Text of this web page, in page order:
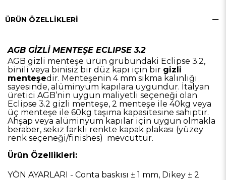
ÜRÜN ÖZELLIKLERI
AGB GİZLİ MENTEŞE ECLIPSE 3.2
AGB gizli menteşe ürün grubundaki Eclipse 3.2,
binili veya binisiz bir düz kapı için bir gizli
menteşedir. Menteşenin 4 mm sıkma kalınlığı
sayesinde, alüminyum kapılara uygundur. İtalyan
üretici AGB’nin uygun maliyetli seçeneği olan
Eclipse 3.2 gizli menteşe, 2 menteşe ile 40kg veya
üç menteşe ile 60kg taşıma kapasitesine sahiptir.
Ahşap veya alüminyum kapılar için uygun olmakla
beraber, sekiz farklı renkte kapak plakası (yüzey
renk seçeneği/finishes) mevcuttur.
Ürün Özellikleri:
YÖN AYARLARI - Conta baskısı ± 1 mm, Dikey ± 2